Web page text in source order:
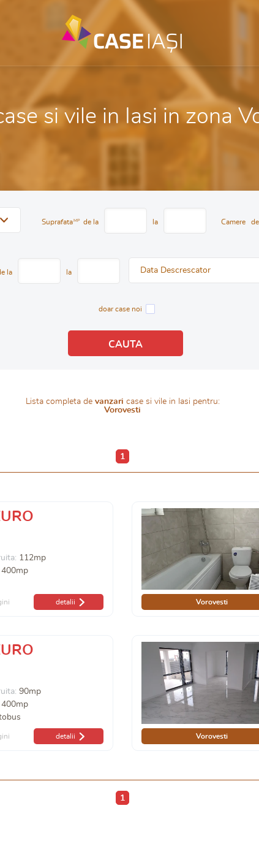
si vile in Iasi in zona
Suprafata MP de la la Camere
la la Data Descrescator
doar case noi
Lista completa de vanzari case si vile in Iasi pentru:
Vorovesti
1
112mp
400mp
detalii Vorovesti
90mp
400mp
detalii Vorovesti
1